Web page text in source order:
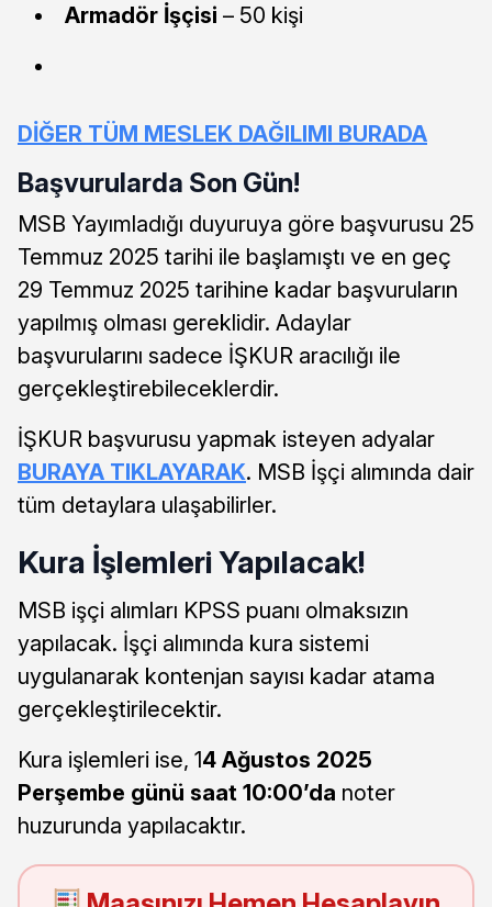
Armadör İşçisi – 50 kişi
DİĞER TÜM MESLEK DAĞILIMI BURADA
Başvurularda Son Gün!
MSB Yayımladığı duyuruya göre başvurusu 25
Temmuz 2025 tarihi ile başlamıştı ve en geç
29 Temmuz 2025 tarihine kadar başvuruların
yapılmış olması gereklidir. Adaylar
başvurularını sadece İŞKUR aracılığı ile
gerçekleştirebileceklerdir.
İŞKUR başvurusu yapmak isteyen adyalar
BURAYA TIKLAYARAK. MSB İşçi alımında dair
tüm detaylara ulaşabilirler.
Kura İşlemleri Yapılacak!
MSB işçi alımları KPSS puanı olmaksızın
yapılacak. İşçi alımında kura sistemi
uygulanarak kontenjan sayısı kadar atama
gerçekleştirilecektir.
Kura işlemleri ise, 14 Ağustos 2025
Perşembe günü saat 10:00’da noter
huzurunda yapılacaktır.